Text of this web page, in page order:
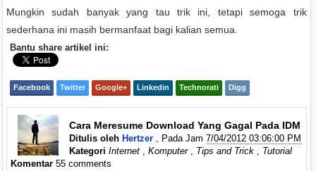
Mungkin sudah banyak yang tau trik ini, tetapi semoga trik
sederhana ini masih bermanfaat bagi kalian semua.
Bantu share artikel ini:
Facebook Twitter Google+ Linkedin Technorati Digg
Cara Meresume Download Yang Gagal Pada IDM
Ditulis oleh Hertzer, Pada Jam 7/04/2012 03:06:00 PM
Kategori Internet, Komputer, Tips and Trick, Tutorial
Komentar 55 comments